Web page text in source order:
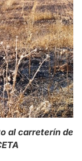
al carreterín de